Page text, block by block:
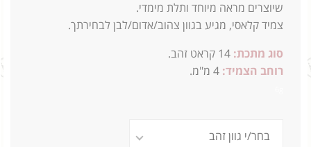
שיוצרים מראה מיוחד ותלת מימדי.
צמיד קלאסי, מגיע בגוון צהוב/אדום/לבן לבחירתך.
סוג מתכת: 14 קראט זהב.
רוחב הצמיד: